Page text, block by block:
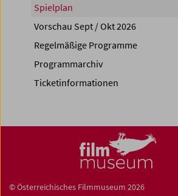
Spielplan
Vorschau Sept / Okt 2026
Regelmäßige Programme
Programmarchiv
Ticketinformationen
© Österreichisches Filmmuseum 2026